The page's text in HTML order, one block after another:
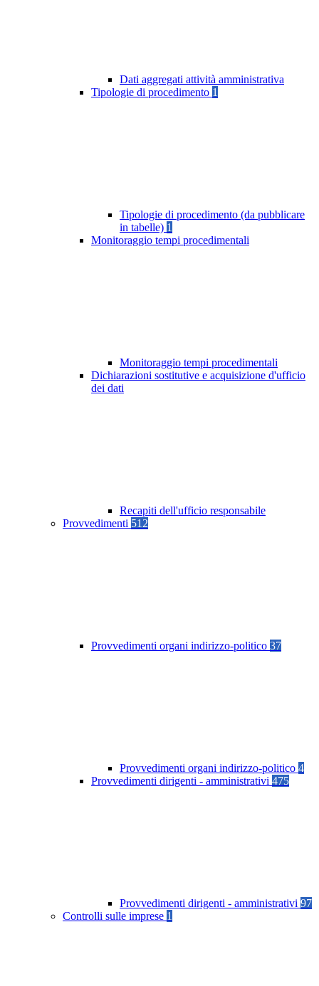
Dati aggregati attività amministrativa
Tipologie di procedimento 1
Tipologie di procedimento (da pubblicare
in tabelle) 1
Monitoraggio tempi procedimentali
Monitoraggio tempi procedimentali
Dichiarazioni sostitutive e acquisizione d'ufficio
dei dati
Recapiti dell'ufficio responsabile
Provvedimenti 512
Provvedimenti organi indirizzo-politico 37
Provvedimenti organi indirizzo-politico 4
Provvedimenti dirigenti - amministrativi 475
Provvedimenti dirigenti - amministrativi 97
Controlli sulle imprese 1